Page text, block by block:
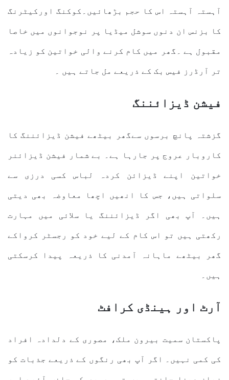
آہستہ آہستہ اس کا حجم بڑھائیں۔کوکنگ اورکیٹرنگ
کا بزنس ان دنوں سوشل میڈیا پر نوجوانوں میں خاصا
مقبول ہے ۔گھر میں کام کرنے والی خواتین کو زیادہ
تر آرڈرز فیس بک کے ذریعے مل جاتے ہیں ۔
فیشن ڈیزائننگ
گزشتہ پانچ برسوں سےگھر بیٹھے فیشن ڈیزائننگ کا
کاروبار عروج پر جارہا ہے۔ بے شمار فیشن ڈیزائنر
خواتین اپنے ڈیزائن کردہ لباس کسی درزی سے
سلواتی ہیں، جس کا انھیں اچھا معاوضہ بھی دیتی
ہیں۔ آپ بھی اگر ڈیزائننگ یا سلائی میں مہارت
رکھتی ہیں تو اس کام کے لیے خود کو رجسٹر کرواکے
گھر بیٹھے ماہانہ آمدنی کا ذریعہ پیدا کرسکتی
ہیں۔
آرٹ اور ہینڈی کرافٹ
پاکستان سمیت بیرون ملک، مصوری کے دلدادہ افراد
کی کمی نہیں۔ اگر آپ بھی رنگوں کے ذریعے جذبات کو